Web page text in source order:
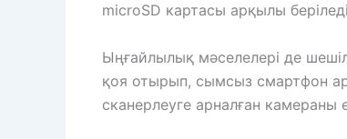
microSD картасы арқылы
Ыңғайлылық мәселелері де
қоя отырып, сымсыз смартфон
сканерлеуге арналған